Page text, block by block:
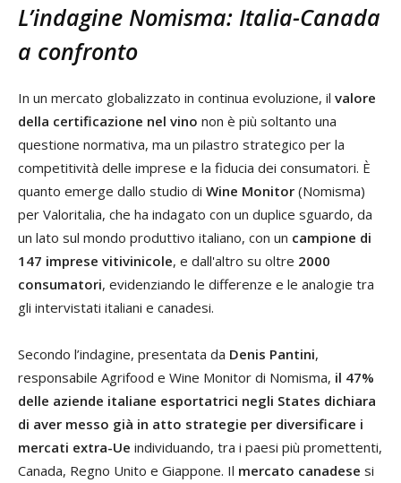
L’indagine Nomisma: Italia-Canada
a confronto
In un mercato globalizzato in continua evoluzione, il valore
della certificazione nel vino non è più soltanto una
questione normativa, ma un pilastro strategico per la
competitività delle imprese e la fiducia dei consumatori. È
quanto emerge dallo studio di Wine Monitor (Nomisma)
per Valoritalia, che ha indagato con un duplice sguardo, da
un lato sul mondo produttivo italiano, con un campione di
147 imprese vitivinicole, e dall'altro su oltre 2000
consumatori, evidenziando le differenze e le analogie tra
gli intervistati italiani e canadesi.
Secondo l’indagine, presentata da Denis Pantini,
responsabile Agrifood e Wine Monitor di Nomisma, il 47%
delle aziende italiane esportatrici negli States dichiara
di aver messo già in atto strategie per diversificare i
mercati extra-Ue individuando, tra i paesi più promettenti,
Canada, Regno Unito e Giappone. Il mercato canadese si